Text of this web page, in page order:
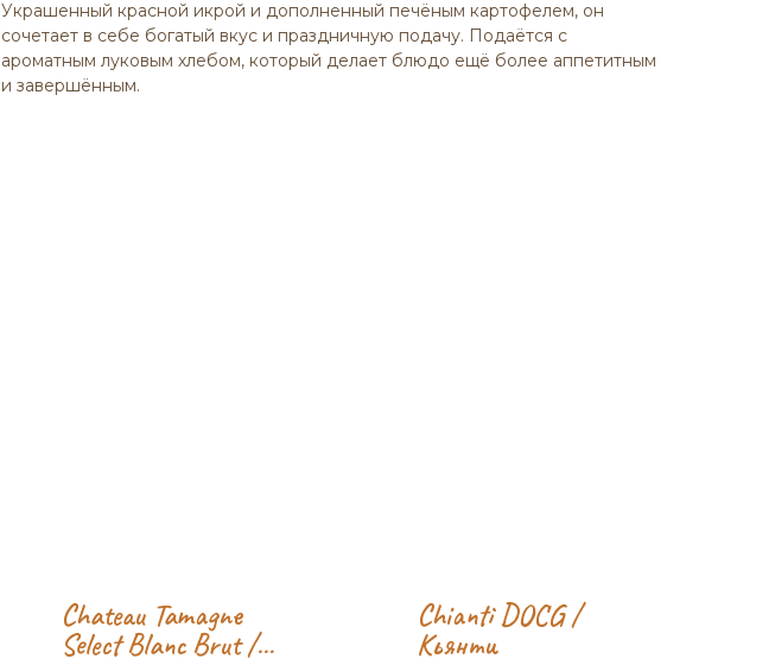
Украшенный красной икрой и дополненный печёным картофелем, он
сочетает в себе богатый вкус и праздничную подачу. Подаётся с
ароматным луковым хлебом, который делает блюдо ещё более аппетитным
и завершённым.
Chateau Tamagne
Select Blanc Brut /
Chianti DOCG /
Кьянти